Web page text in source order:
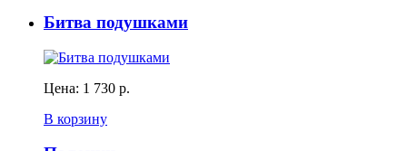
Битва подушками
Цена: 1 730 р.
В корзину